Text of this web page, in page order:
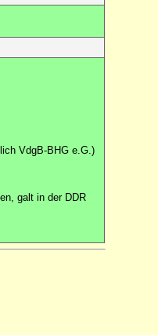
VdgB-BHG e.G.)
galt in der DDR